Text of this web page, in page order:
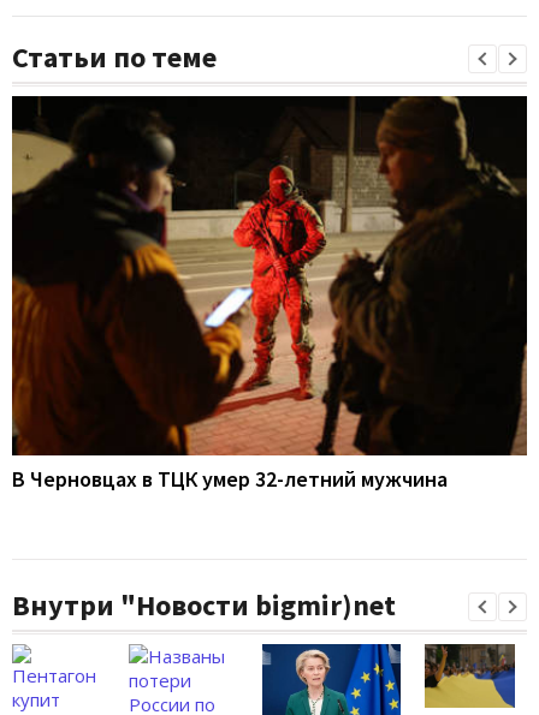
Статьи по теме
В Черновцах в ТЦК умер 32-летний мужчина
Внутри "Новости bigmir)net